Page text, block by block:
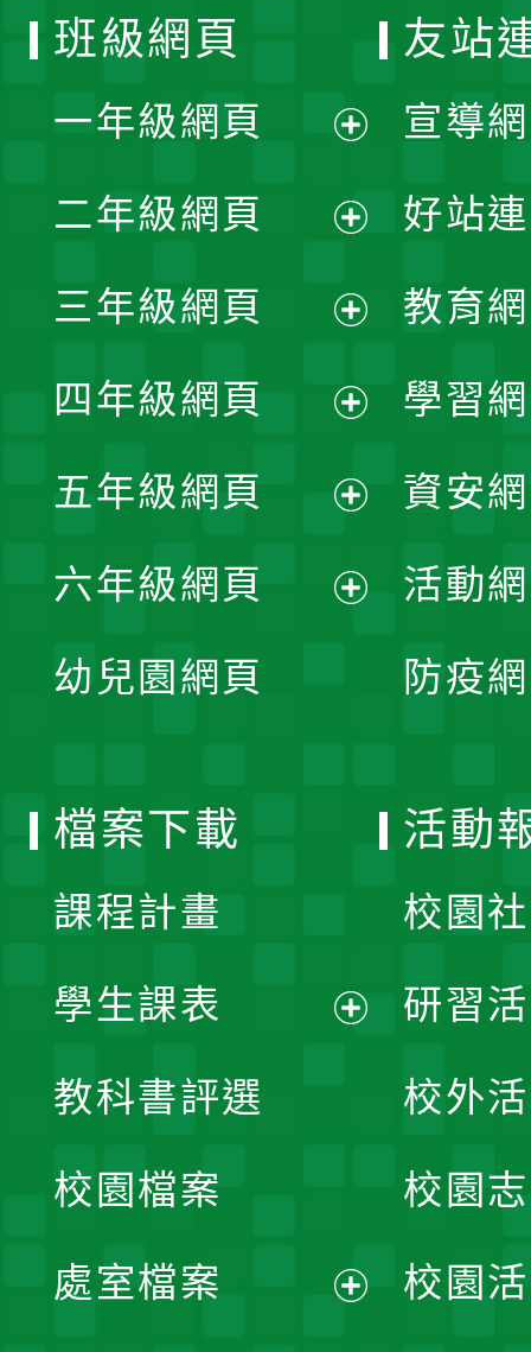
班級網頁
一年級網頁
開
選
單
二年級網頁
開
選
單
三年級網頁
開
選
單
四年級網頁
開
選
五年級網頁
開
六年級網頁
幼兒園網頁
友站
宣導
好站
教育
學習
資安
活動
防疫
檔案下載
課程計畫
學生課表
單
教科書評選
校園檔案
處室檔案
活動
校園
研習
校外
校園
校園